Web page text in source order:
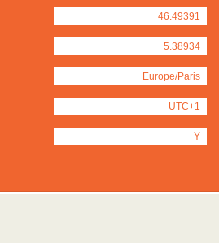
46.49391
5.38934
Europe/Paris
UTC+1
Y